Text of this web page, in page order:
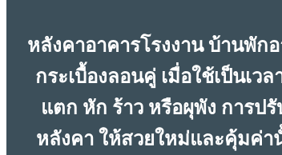
หลังคาอาคารโรงงาน บ้านพั
กระเบื้องลอนคู่ เมื่อใช้เป็นเ
แตก หัก ร้าว หรือผุพัง การป
หลังคา ให้สวยใหม่และคุ้มค่า